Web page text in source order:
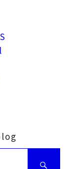
Bien